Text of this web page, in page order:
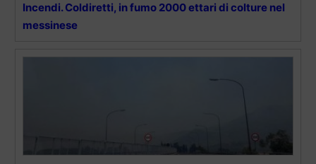
Incendi. Coldiretti, in fumo 2000 ettari di colture nel
messinese